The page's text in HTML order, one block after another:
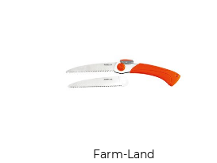
Farm-Land